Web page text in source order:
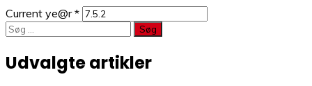
Current ye@r*
Søg
Udvalgte artikler